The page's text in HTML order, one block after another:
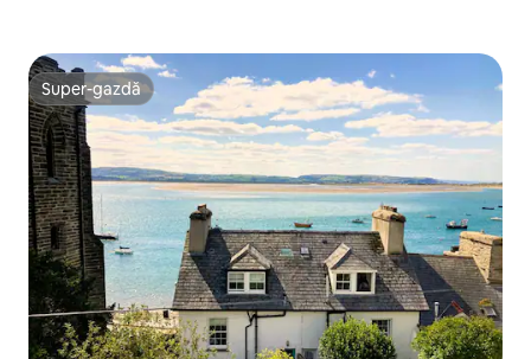
Super-gazdă
Super-gazdă